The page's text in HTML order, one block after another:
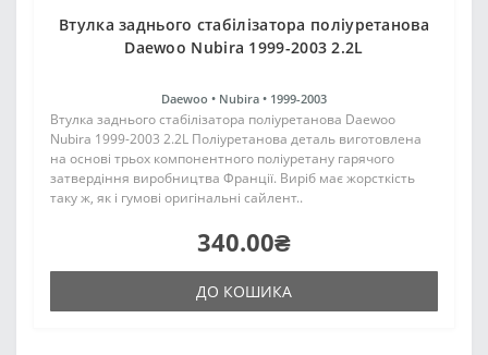
Втулка заднього стабілізатора поліуретанова
Daewoo Nubira 1999-2003 2.2L
Daewoo • Nubira • 1999-2003
Втулка заднього стабілізатора поліуретанова Daewoo
Nubira 1999-2003 2.2L Поліуретанова деталь виготовлена
на основі трьох компонентного поліуретану гарячого
затвердіння виробництва Франції. Виріб має жорсткість
таку ж, як і гумові оригінальні сайлент..
340.00₴
ДО КОШИКА